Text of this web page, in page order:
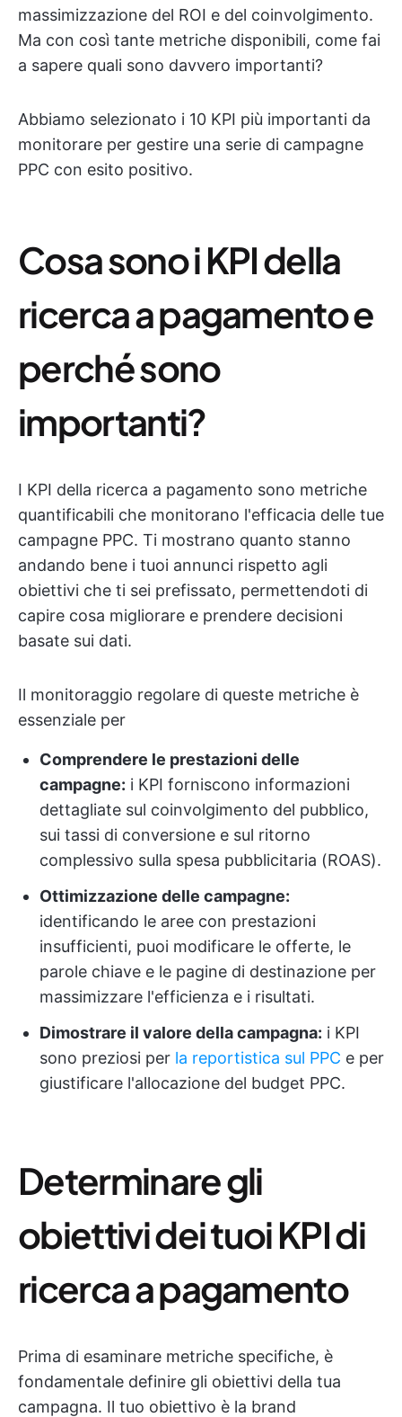
massimizzazione del ROI e del coinvolgimento.
Ma con così tante metriche disponibili, come fai
a sapere quali sono davvero importanti?
Abbiamo selezionato i 10 KPI più importanti da
monitorare per gestire una serie di campagne
PPC con esito positivo.
Cosa sono i KPI della
ricerca a pagamento e
perché sono
importanti?
I KPI della ricerca a pagamento sono metriche
quantificabili che monitorano l'efficacia delle tue
campagne PPC. Ti mostrano quanto stanno
andando bene i tuoi annunci rispetto agli
obiettivi che ti sei prefissato, permettendoti di
capire cosa migliorare e prendere decisioni
basate sui dati.
Il monitoraggio regolare di queste metriche è
essenziale per
Comprendere le prestazioni delle
campagne: i KPI forniscono informazioni
dettagliate sul coinvolgimento del pubblico,
sui tassi di conversione e sul ritorno
complessivo sulla spesa pubblicitaria (ROAS).
Ottimizzazione delle campagne:
identificando le aree con prestazioni
insufficienti, puoi modificare le offerte, le
parole chiave e le pagine di destinazione per
massimizzare l'efficienza e i risultati.
Dimostrare il valore della campagna: i KPI
sono preziosi per la reportistica sul PPC e per
giustificare l'allocazione del budget PPC.
Determinare gli
obiettivi dei tuoi KPI di
ricerca a pagamento
Prima di esaminare metriche specifiche, è
fondamentale definire gli obiettivi della tua
campagna. Il tuo obiettivo è la brand